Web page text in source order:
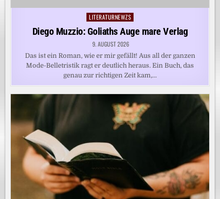
Posted
in
LITERATURNEWZS
Diego Muzzio: Goliaths Auge mare Verlag
9. AUGUST 2026
Das ist ein Roman, wie er mir gefällt! Aus all der ganzen
Mode-Belletristik ragt er deutlich heraus. Ein Buch, das
genau zur richtigen Zeit kam,…